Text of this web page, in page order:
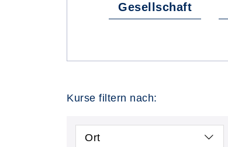
Gesellschaft
Kurse filtern nach:
Ort